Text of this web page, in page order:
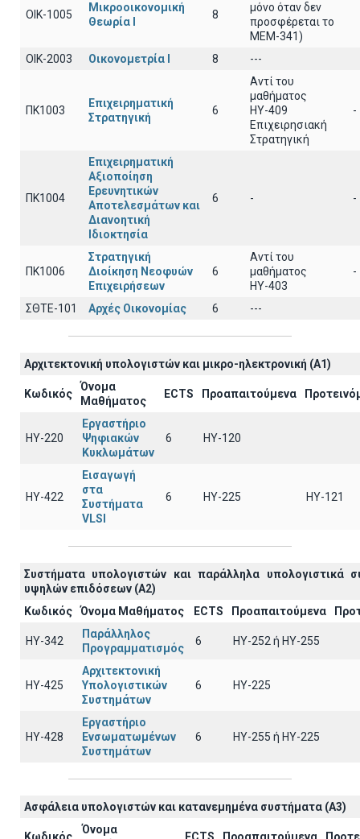
ΟΙΚ-1005
Μικροοικονομική
Θεωρία Ι
8
μόνο όταν δεν
προσφέρεται το
ΜΕΜ-341)
ΟΙΚ-2003
Οικονομετρία Ι 8 ---
ΠΚ1003
Επιχειρηματική
Στρατηγική
6
Αντί του
μαθήματος
ΗΥ-409
Επιχειρησιακή
Στρατηγική
-
ΠΚ1004
Επιχειρηματική
Αξιοποίηση
Ερευνητικών
Αποτελεσμάτων και
Διανοητική
Ιδιοκτησία
6 - -
ΠΚ1006
Στρατηγική
Διοίκηση Νεοφυών
Επιχειρήσεων
6
Αντί του
μαθήματος
ΗΥ-403
-
ΣΘΤΕ-101 Αρχές Οικονομίας 6 ---
Αρχιτεκτoνική υπολογιστών και μικρο-ηλεκτρονική (A1)
Κωδικός
Όνομα
Μαθήματος
ECTS Προαπαιτούμενα
ΗΥ-220
Εργαστήριο
Ψηφιακών
Κυκλωμάτων
6 HY-120
ΗΥ-422
Εισαγωγή
στα
Συστήματα
VLSI
6 HY-225 HY-121
Συστήματα υπολογιστών και παράλληλα υπολογιστικά
υψηλών επιδόσεων (A2)
Κωδικός
Όνομα Μαθήματος ECTS Προαπαιτούμενα
ΗΥ-342
Παράλληλος
Προγραμματισμός
6 ΗΥ-252 ή ΗΥ-255
ΗΥ-425
Αρχιτεκτονική
Υπολογιστικών
Συστημάτων
6 HY-225
ΗΥ-428
Εργαστήριο
Ενσωματωμένων
Συστημάτων
6 ΗΥ-255 ή HY-225
Ασφάλεια υπολογιστών και κατανεμημένα συστήματα (A3)
Όνομα